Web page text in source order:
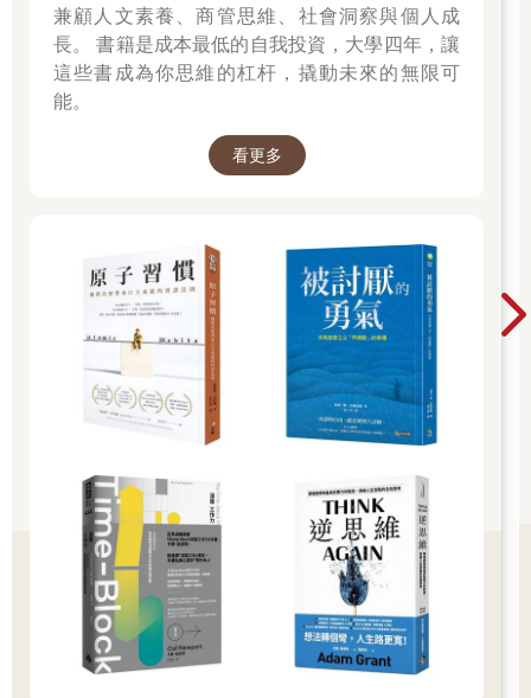
兼顧人文素養、商管思維、社會洞察與個人成
長。 書籍是成本最低的自我投資，大學四年，讓
這些書成為你思維的杠杆，撬動未來的無限可
能。
看更多